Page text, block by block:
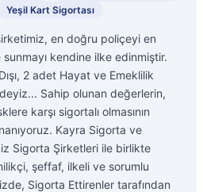
Yeşil Kart Sigortası
en doğru poliçeyi en
kendine ilke edinmiştir.
2 adet Hayat ve Emeklilik
Sahip olunan değerlerin,
karşı sigortalı olmasının
Kayra Sigorta ve
Sigorta Şirketleri ile birlikte
şeffaf, ilkeli ve sorumlu
Sigorta Ettirenler tarafından